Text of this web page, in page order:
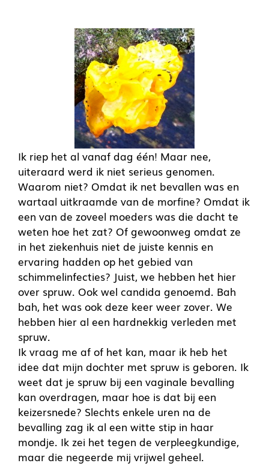
Ik riep het al vanaf dag één! Maar nee,
uiteraard werd ik niet serieus genomen.
Waarom niet? Omdat ik net bevallen was en
wartaal uitkraamde van de morfine? Omdat ik
een van de zoveel moeders was die dacht te
weten hoe het zat? Of gewoonweg omdat ze
in het ziekenhuis niet de juiste kennis en
ervaring hadden op het gebied van
schimmelinfecties? Juist, we hebben het hier
over spruw. Ook wel candida genoemd. Bah
bah, het was ook deze keer weer zover. We
hebben hier al een hardnekkig verleden met
spruw.
Ik vraag me af of het kan, maar ik heb het
idee dat mijn dochter met spruw is geboren. Ik
weet dat je spruw bij een vaginale bevalling
kan overdragen, maar hoe is dat bij een
keizersnede? Slechts enkele uren na de
bevalling zag ik al een witte stip in haar
mondje. Ik zei het tegen de verpleegkundige,
maar die negeerde mij vrijwel geheel.